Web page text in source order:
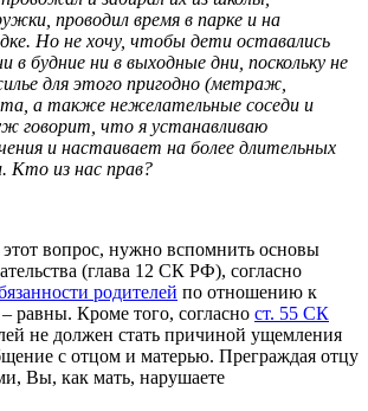
проводил время в парке и на
Но не хочу, чтобы дети оставались
в будние ни в выходные дни, поскольку не
для этого пригодно (метраж,
а также нежелательные соседи и
говорит, что я устанавливаю
и настаивает на более длительных
Кто из нас прав?
вопрос, нужно вспомнить основы
(глава 12 СК РФ), согласно
родителей по отношению к
равны. Кроме того, согласно ст. 55 СК
не должен стать причиной ущемления
с отцом и матерью. Преграждая отцу
Вы, как мать, нарушаете